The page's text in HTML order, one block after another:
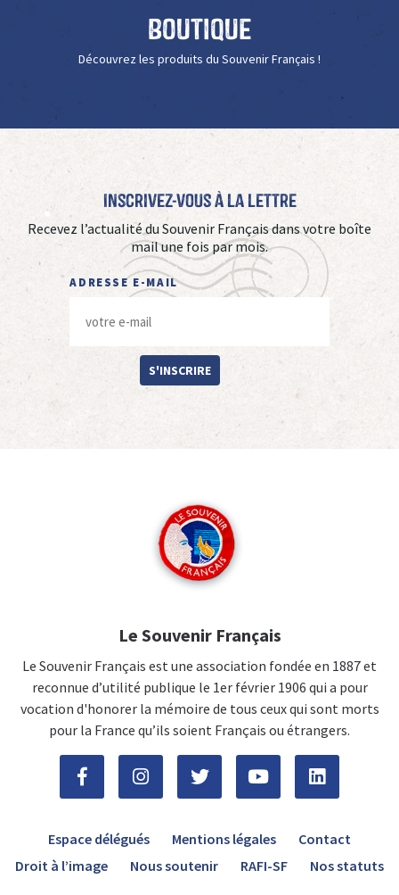
Boutique
Découvrez les produits du Souvenir Français !
Inscrivez-vous à La Lettre
Recevez l’actualité du Souvenir Français dans votre boîte
mail une fois par mois.
ADRESSE E-MAIL
S'INSCRIRE
Le Souvenir Français
Le Souvenir Français est une association fondée en 1887 et
reconnue d’utilité publique le 1er février 1906 qui a pour
vocation d'honorer la mémoire de tous ceux qui sont morts
pour la France qu’ils soient Français ou étrangers.
Espace délégués Mentions légales
Contact
Droit à l’image
Nous soutenir RAFI-SF Nos statuts